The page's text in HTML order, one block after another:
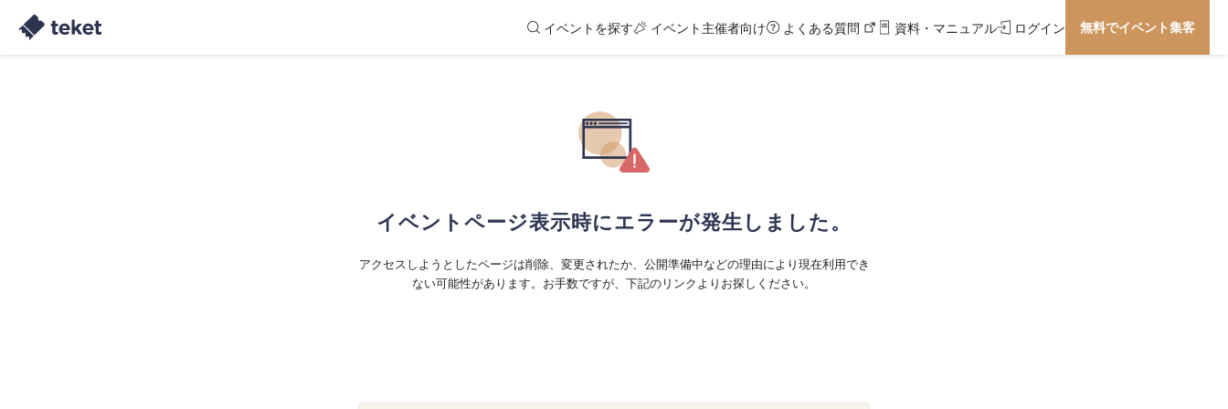
イベントを探す イベント主催者向け よくある質問 資料・マニュアル ログイン 無料でイベント集客
イベントページ表示時にエラーが発生しました。
アクセスしようとしたページは削除、変更されたか、公開準備中などの理由により現在利用でき
ない可能性があります。お手数ですが、下記のリンクよりお探しください。